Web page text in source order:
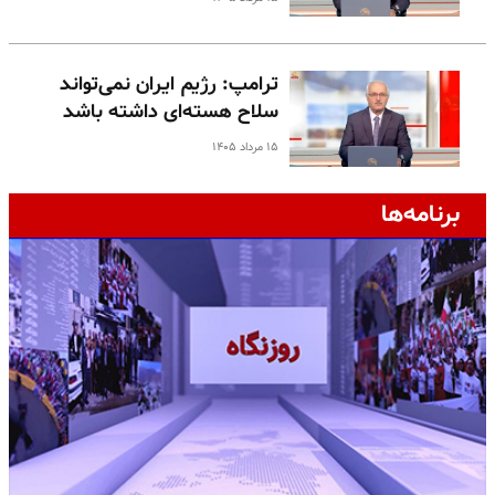
ترامپ: رژیم ایران نمی‌تواند
سلاح هسته‌ای داشته باشد
۱۵ مرداد ۱۴۰۵
برنامه‌ها